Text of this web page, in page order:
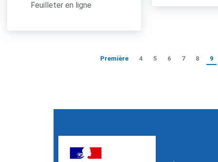
Feuilleter en ligne
Première 4 5 6 7 8 9